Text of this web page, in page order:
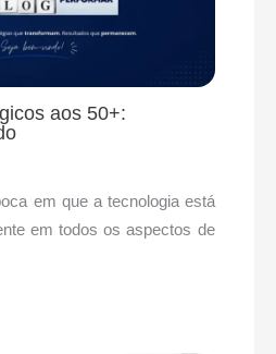
aos 50+:
em que a tecnologia está
em todos os aspectos de